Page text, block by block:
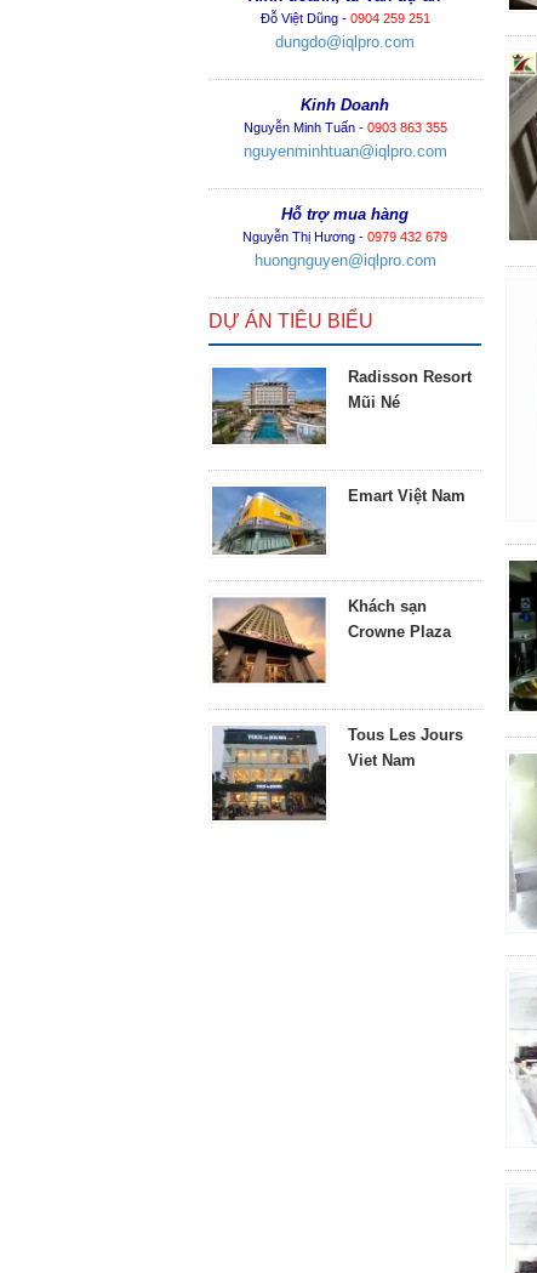
Đỗ Việt Dũng - 0904 259 251
dungdo@iqlpro.com
Kinh Doanh
Nguyễn Minh Tuấn - 0903 863 355
nguyenminhtuan@iqlpro.com
Hỗ trợ mua hàng
Nguyễn Thị Hương - 0979 432 679
huongnguyen@iqlpro.com
DỰ ÁN TIÊU BIỂU
Radisson Resort
Mũi Né
Emart Việt Nam
Khách sạn
Crowne Plaza
Tous Les Jours
Viet Nam